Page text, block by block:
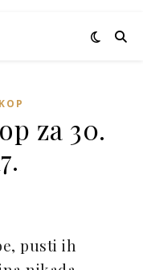
za 30.
pusti ih